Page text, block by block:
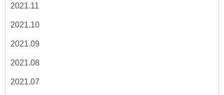
2021.11
2021.10
2021.09
2021.08
2021.07